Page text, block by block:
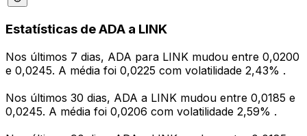
Estatísticas de ADA a LINK
Nos últimos 7 dias, ADA para LINK mudou entre 0,0200
e 0,0245. A média foi 0,0225 com volatilidade 2,43% .
Nos últimos 30 dias, ADA a LINK mudou entre 0,0185 e
0,0245. A média foi 0,0206 com volatilidade 2,59% .